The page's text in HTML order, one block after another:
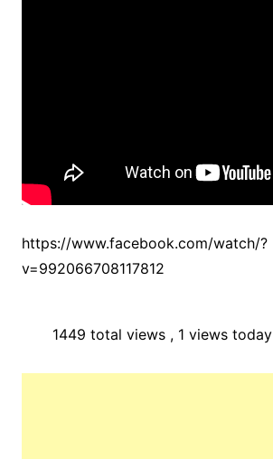
https://www.facebook.com/watch/?
v=992066708117812
1449 total views , 1 views today